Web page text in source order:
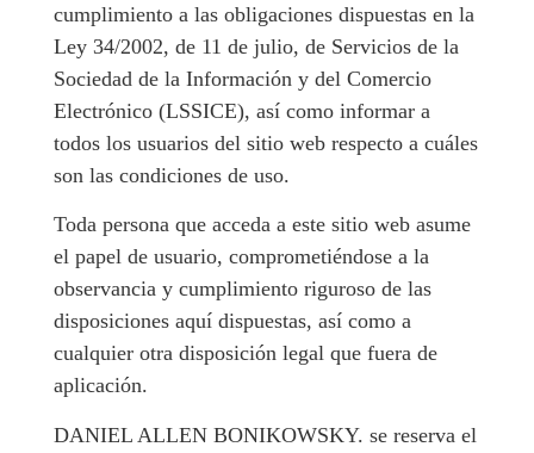
cumplimiento a las obligaciones dispuestas en la
Ley 34/2002, de 11 de julio, de Servicios de la
Sociedad de la Información y del Comercio
Electrónico (LSSICE), así como informar a
todos los usuarios del sitio web respecto a cuáles
son las condiciones de uso.
Toda persona que acceda a este sitio web asume
el papel de usuario, comprometiéndose a la
observancia y cumplimiento riguroso de las
disposiciones aquí dispuestas, así como a
cualquier otra disposición legal que fuera de
aplicación.
DANIEL ALLEN BONIKOWSKY. se reserva el